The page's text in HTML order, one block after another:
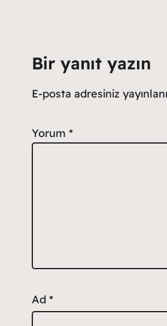
Bir yanıt yazın
E-posta adresiniz
Yorum *
Ad *